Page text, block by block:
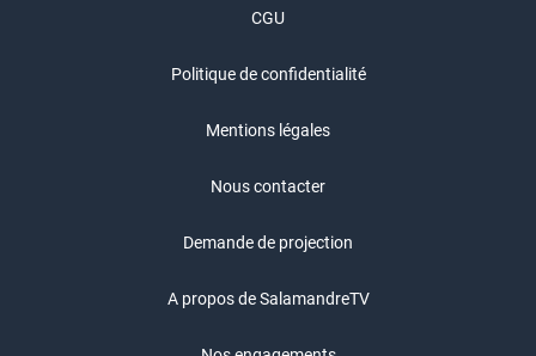
CGU
Politique de confidentialité
Mentions légales
Nous contacter
Demande de projection
A propos de SalamandreTV